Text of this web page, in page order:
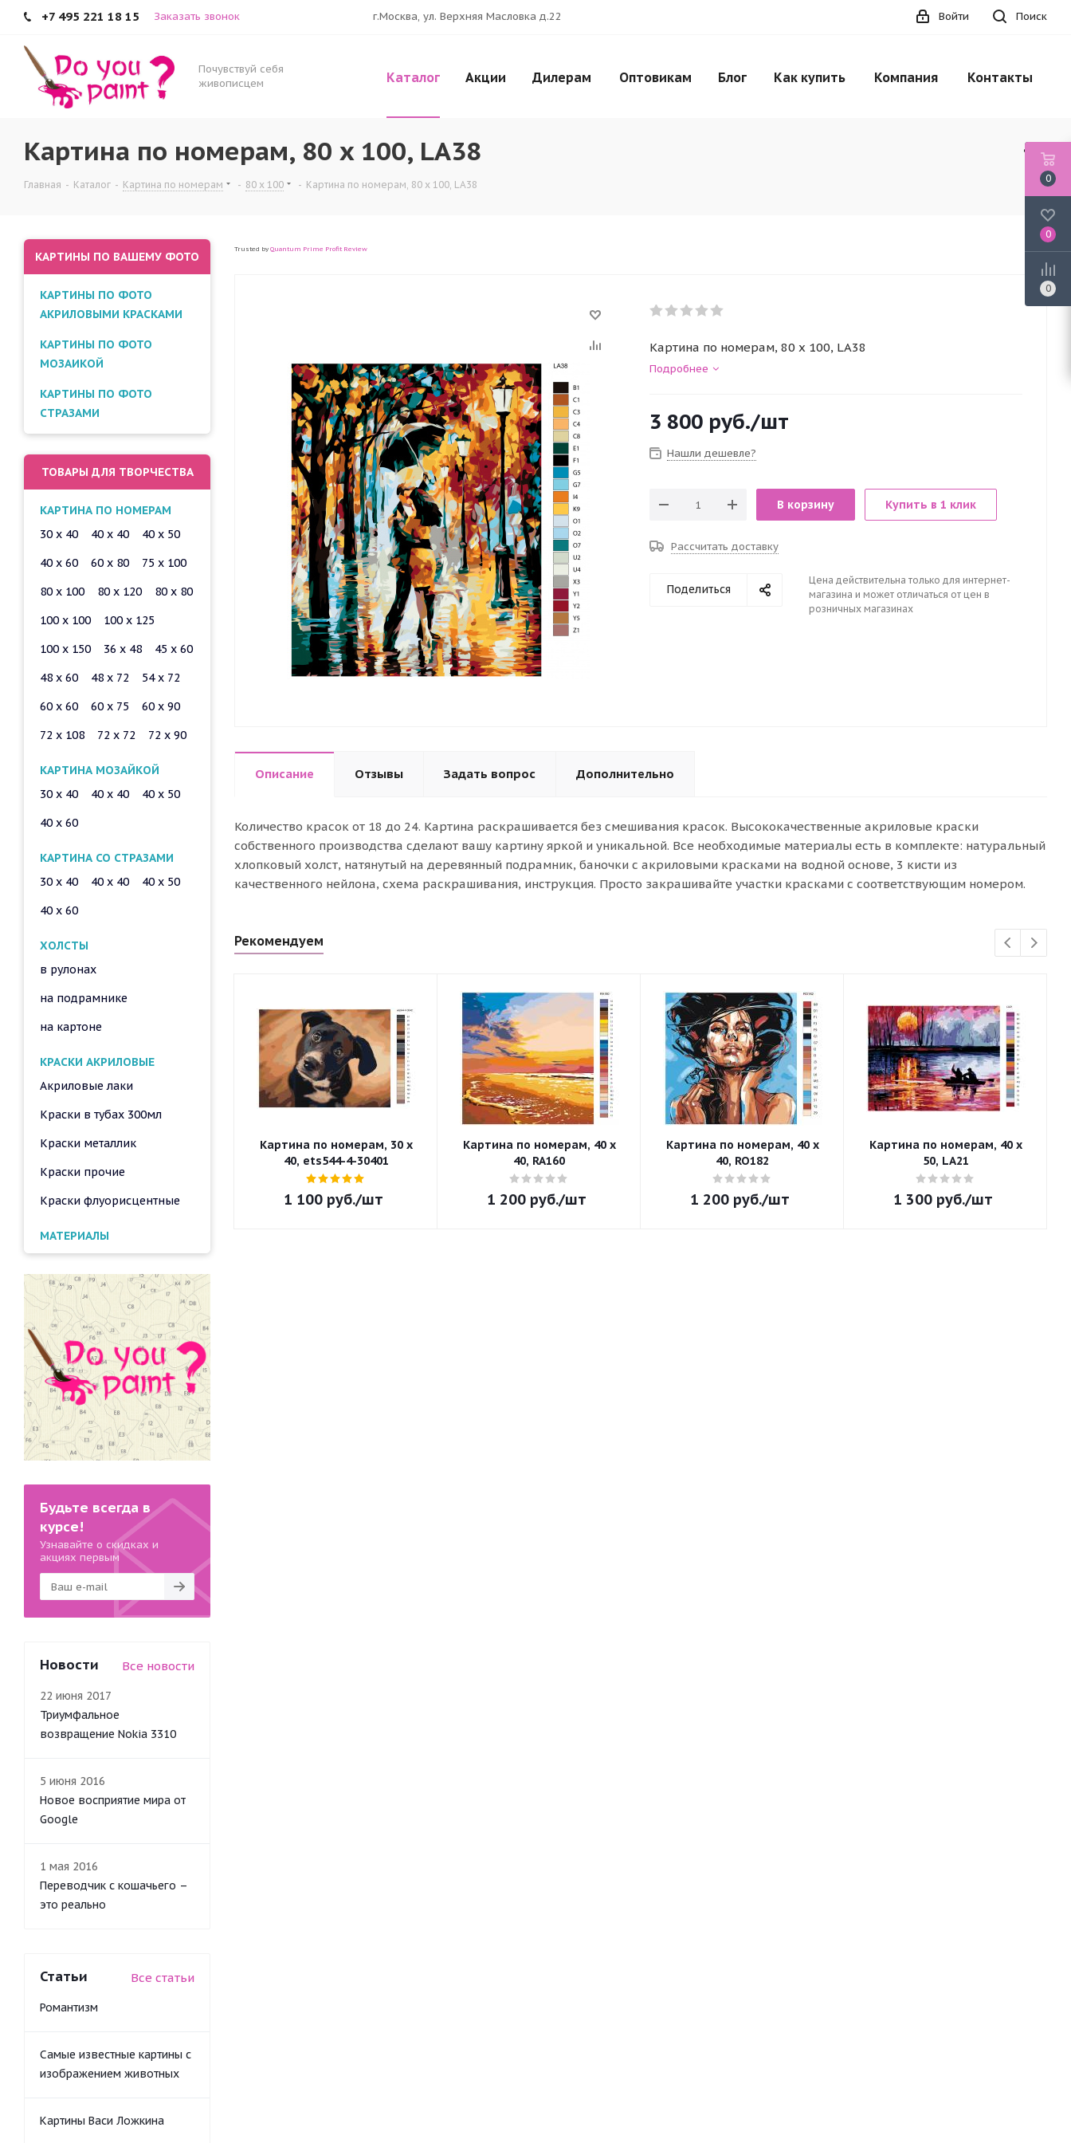
+7 495 221 18 15 Заказать звонок г.Москва, ул. Верхняя Масловка д.22 Поиск
Войти
Почувствуй себя
живописцем
Каталог Акции Дилерам Оптовикам Блог Как купить Компания Контакты
Картина по номерам, 80 x 100, LA38
Главная - Каталог - Картина по номерам - 80 x 100 - Картина по номерам, 80 x 100, LA38
Trusted by Quantum Prime Profit Review
Картина по номерам, 80 x 100, LA38
Подробнее
3 800 руб./шт
Нашли дешевле?
В корзину Купить в 1 клик
Рассчитать доставку
Поделиться
Цена действительна только для интернет-
магазина и может отличаться от цен в
розничных магазинах
Описание Отзывы Задать вопрос Дополнительно
Количество красок от 18 до 24. Картина раскрашивается без смешивания красок. Высококачественные акриловые краски
собственного производства сделают вашу картину яркой и уникальной. Все необходимые материалы есть в комплекте: натуральный
хлопковый холст, натянутый на деревянный подрамник, баночки с акриловыми красками на водной основе, 3 кисти из
качественного нейлона, схема раскрашивания, инструкция. Просто закрашивайте участки красками с соответствующим номером.
Рекомендуем
Картина по номерам, 30 x
40, ets544-4-30401
1 100руб./шт
Картина по номерам, 40 x
40, RA160
1 200руб./шт
Картина по номерам, 40 x
40, RO182
1 200руб./шт
Картина по номерам, 40 x
50, LA21
1 300руб./шт
КАРТИНЫ ПО ВАШЕМУ ФОТО
КАРТИНЫ ПО ФОТО
АКРИЛОВЫМИ КРАСКАМИ
КАРТИНЫ ПО ФОТО
МОЗАИКОЙ
КАРТИНЫ ПО ФОТО
СТРАЗАМИ
ТОВАРЫ ДЛЯ ТВОРЧЕСТВА
КАРТИНА ПО НОМЕРАМ
30 x 40
40 x 40
40 x 50
40 x 60
60 x 80
75 x 100
80 x 100
80 x 120
80 x 80
100 x 100
100 x 125
100 x 150
36 x 48
45 x 60
48 x 60
48 x 72
54 x 72
60 x 60
60 x 75
60 x 90
72 x 108
72 x 72 72 x 90
КАРТИНА МОЗАЙКОЙ
30 x 40
40 x 40
40 x 50
40 x 60
КАРТИНА СО СТРАЗАМИ
30 x 40
40 x 40
40 x 50
40 x 60
ХОЛСТЫ
в рулонах
на подрамнике
на картоне
КРАСКИ АКРИЛОВЫЕ
Акриловые лаки
Краски в тубах 300мл
Краски металлик
Краски прочие
Краски флуорисцентные
МАТЕРИАЛЫ
Будьте всегда в
курсе!
Узнавайте о скидках и
акциях первым
Новости Все новости
22 июня 2017
Триумфальное
возвращение Nokia 3310
5 июня 2016
Новое восприятие мира от
Google
1 мая 2016
Переводчик с кошачьего –
это реально
Статьи Все статьи
Романтизм
Самые известные картины с
изображением животных
Картины Васи Ложкина
0
0
0